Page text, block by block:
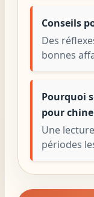
Conseils
Des
bonnes
Pourquoi
pour
Une
périodes